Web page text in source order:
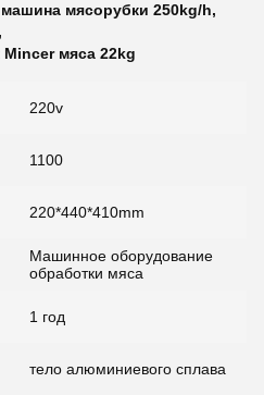
машина мясорубки 250kg/h,
,
мяса 22kg
220v
1100
220*440*410mm
Машинное оборудование
обработки мяса
1 год
тело алюминиевого сплава